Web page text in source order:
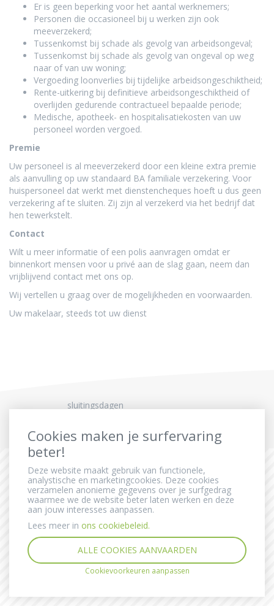
Er is geen beperking voor het aantal werknemers;
Personen die occasioneel bij u werken zijn ook
meeverzekerd;
Tussenkomst bij schade als gevolg van arbeidsongeval;
Tussenkomst bij schade als gevolg van ongeval op weg
naar of van uw woning;
Vergoeding loonverlies bij tijdelijke arbeidsongeschiktheid;
Rente-uitkering bij definitieve arbeidsongeschiktheid of
overlijden gedurende contractueel bepaalde periode;
Medische, apotheek- en hospitalisatiekosten van uw
personeel worden vergoed.
Premie
Uw personeel is al meeverzekerd door een kleine extra premie
als aanvulling op uw standaard BA familiale verzekering. Voor
huispersoneel dat werkt met dienstencheques hoeft u dus geen
verzekering af te sluiten. Zij zijn al verzekerd via het bedrijf dat
hen tewerkstelt.
Contact
Wilt u meer informatie of een polis aanvragen omdat er
binnenkort mensen voor u privé aan de slag gaan, neem dan
vrijblijvend contact met ons op.
Wij vertellen u graag over de mogelijkheden en voorwaarden.
Uw makelaar, steeds tot uw dienst
sluitingsdagen
Privacy Disclaimer Cookiebeleid IDD Richtlijn
RemuneratiebeleidCreated by Insucommerce
Cookies maken je surfervaring
beter!
Deze website maakt gebruik van functionele,
analystische en marketingcookies. Deze cookies
verzamelen anonieme gegevens over je surfgedrag
waarmee we de website beter laten werken en deze
aan jouw interesses aanpassen.
Lees meer in ons cookiebeleid.
ALLE COOKIES AANVAARDEN
Cookievoorkeuren aanpassen